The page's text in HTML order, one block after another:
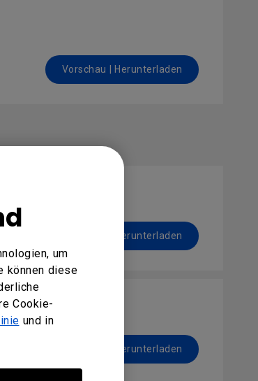
um
können diese
Cookie-
und in
Vorschau | Herunterladen
Vorschau | Herunterladen
Vorschau | Herunterladen